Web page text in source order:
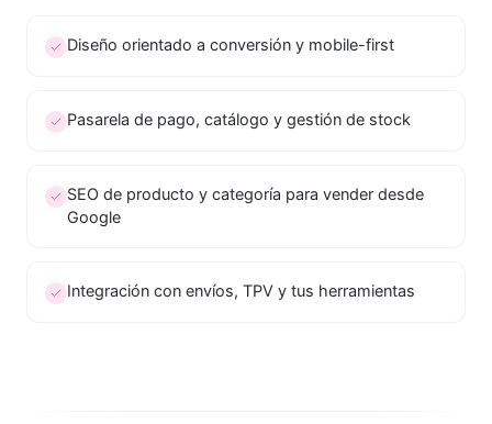
Diseño orientado a conversión y mobile-first
Pasarela de pago, catálogo y gestión de stock
SEO de producto y categoría para vender desde
Google
Integración con envíos, TPV y tus herramientas